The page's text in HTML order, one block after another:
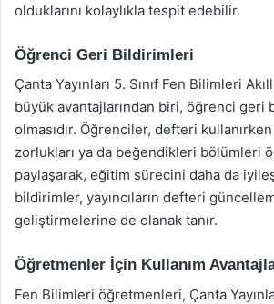
olduklarını kolaylıkla tespit edebilir.
Öğrenci Geri Bildirimleri
Çanta Yayınları 5. Sınıf Fen Bilimleri
büyük avantajlarından biri, öğrenci geri
olmasıdır. Öğrenciler, defteri kullanırken
zorlukları ya da beğendikleri bölümleri
paylaşarak, eğitim sürecini daha da
bildirimler, yayıncıların defteri
geliştirmelerine de olanak tanır.
Öğretmenler İçin Kullanım
Fen Bilimleri öğretmenleri, Çanta